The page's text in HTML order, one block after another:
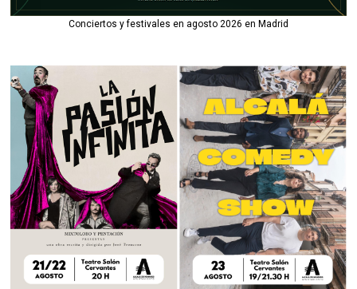
Conciertos y festivales en agosto 2026 en Madrid